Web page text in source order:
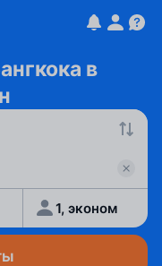
в
1, эконом